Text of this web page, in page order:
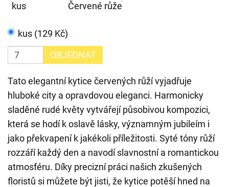
kus Červené růže
kus (129 Kč)
OBJEDNAT
Tato elegantní kytice červených růží vyjadřuje
hluboké city a opravdovou eleganci. Harmonicky
sladěné rudé květy vytvářejí působivou kompozici,
která se hodí k oslavě lásky, významným jubileím i
jako překvapení k jakékoli příležitosti. Syté tóny růží
rozzáří každý den a navodí slavnostní a romantickou
atmosféru. Díky precizní práci našich zkušených
floristů si můžete být jisti, že kytice potěší hned na